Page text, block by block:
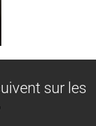
sur les